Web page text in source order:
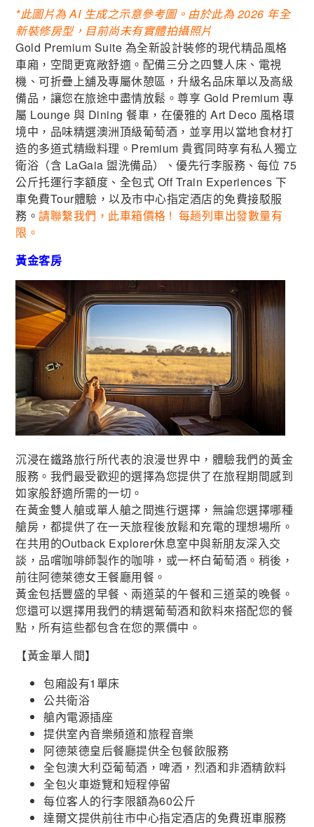
*此圖片為 AI 生成之示意參考圖。由於此為 2026 年全
新裝修房型，目前尚未有實體拍攝照片
Gold Premium Suite 為全新設計裝修的現代精品風格
車廂，空間更寬敞舒適。配備三分之四雙人床、電視
機、可折疊上舖及專屬休憩區，升級名品床單以及高級
備品，讓您在旅途中盡情放鬆。尊享 Gold Premium 專
屬 Lounge 與 Dining 餐車，在優雅的 Art Deco 風格環
境中，品味精選澳洲頂級葡萄酒，並享用以當地食材打
造的多道式精緻料理。Premium 貴賓同時享有私人獨立
衛浴（含 LaGaia 盥洗備品）、優先行李服務、每位 75
公斤托運行李額度、全包式 Off Train Experiences 下
車免費Tour體驗，以及市中心指定酒店的免費接駁服
務。請聯繫我們，此車箱價格 ! 每趟列車出發數量有
限。
黃金客房
沉浸在鐵路旅行所代表的浪漫世界中，體驗我們的黃金
服務。我們最受歡迎的選擇為您提供了在旅程期間感到
如家般舒適所需的一切。
在黃金雙人艙或單人艙之間進行選擇，無論您選擇哪種
艙房，都提供了在一天旅程後放鬆和充電的理想場所。
在共用的Outback Explorer休息室中與新朋友深入交
談，品嚐咖啡師製作的咖啡，或一杯白葡萄酒。稍後，
前往阿德萊德女王餐廳用餐。
黃金包括豐盛的早餐、兩道菜的午餐和三道菜的晚餐。
您還可以選擇用我們的精選葡萄酒和飲料來搭配您的餐
點，所有這些都包含在您的票價中。
【黃金單人間】
包廂設有1單床
公共衛浴
艙內電源插座
提供室內音樂頻道和旅程音樂
阿德萊德皇后餐廳提供全包餐飲服務
全包澳大利亞葡萄酒，啤酒，烈酒和非酒精飲料
全包火車遊覽和短程停留
每位客人的行李限額為60公斤
達爾文提供前往市中心指定酒店的免費班車服務